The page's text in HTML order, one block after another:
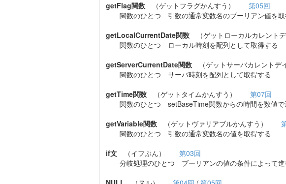
getFlag関数 （ゲットフラグかんすう） 第05回
関数のひとつ 引数の通常変数名のブーリアン値を取
getLocalCurrentDate関数 （ゲットローカルカレン
関数のひとつ ローカル時刻を配列として取得する
getServerCurrentDate関数 （ゲットサーバカレント
関数のひとつ サーバ時刻を配列として取得する
getTime関数 （ゲットタイムかんすう） 第07回
関数のひとつ setBaseTime関数からの時間を数値で
getVariable関数 （ゲットヴァリアブルかんすう）
関数のひとつ 引数の通常変数名の値を取得する
if文 （イフぶん） 第03回
分岐処理のひとつ ブーリアンの値の条件によって進